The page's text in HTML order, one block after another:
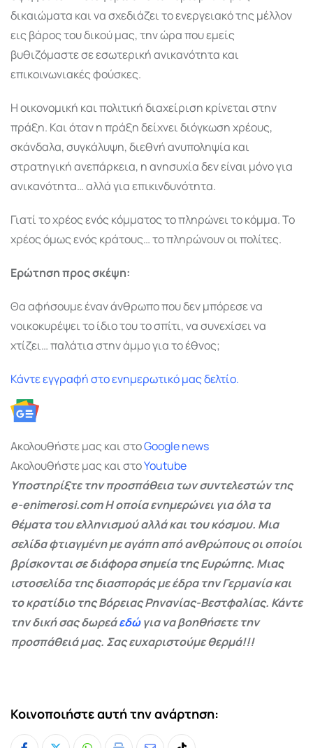
δικαιώματα και να σχεδιάζει το ενεργειακό της μέλλον
εις βάρος του δικού μας, την ώρα που εμείς
βυθιζόμαστε σε εσωτερική ανικανότητα και
επικοινωνιακές φούσκες.
Η οικονομική και πολιτική διαχείριση κρίνεται στην
πράξη. Και όταν η πράξη δείχνει διόγκωση χρέους,
σκάνδαλα, συγκάλυψη, διεθνή ανυποληψία και
στρατηγική ανεπάρκεια, η ανησυχία δεν είναι μόνο για
ανικανότητα… αλλά για επικινδυνότητα.
Γιατί το χρέος ενός κόμματος το πληρώνει το κόμμα. Το
χρέος όμως ενός κράτους… το πληρώνουν οι πολίτες.
Ερώτηση προς σκέψη:
Θα αφήσουμε έναν άνθρωπο που δεν μπόρεσε να
νοικοκυρέψει το ίδιο του το σπίτι, να συνεχίσει να
χτίζει… παλάτια στην άμμο για το έθνος;
Κάντε εγγραφή στο ενημερωτικό μας δελτίο.
Ακολουθήστε μας και στοGooglenews
Ακολουθήστε μας και στοYoutube
Υποστηρίξτε την προσπάθεια των συντελεστών της
e-enimerosi.com Η οποία ενημερώνει για όλα τα
θέματα του ελληνισμού αλλά και του κόσμου. Μια
σελίδα φτιαγμένη με αγάπη από ανθρώπους οι οποίοι
βρίσκονται σε διάφορα σημεία της Ευρώπης. Μιας
ιστοσελίδα της διασποράς με έδρα την Γερμανία και
το κρατίδιο της Βόρειας Ρηνανίας-Βεστφαλίας. Κάντε
την δική σας δωρεάεδώγια να βοηθήσετε την
προσπάθειά μας. Σας ευχαριστούμε θερμά!!!
Κοινοποιήστε αυτή την ανάρτηση: